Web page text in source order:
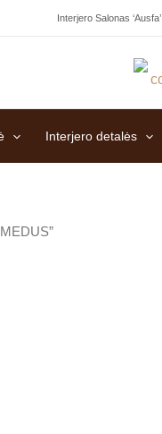
Interjero Salonas ‘Ausfa’
Interjero detalės